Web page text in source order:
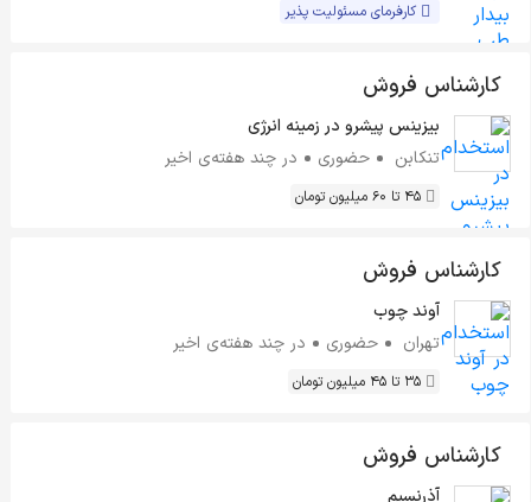
کارفرمای مسئولیت پذیر
کارشناس فروش
بیزینس پیشرو در زمینه انرژی
تنکابن
حضوری در چند هفته‌ی اخیر
45 تا 60 میلیون تومان
کارشناس فروش
آوند چوب
تهران
حضوری در چند هفته‌ی اخیر
35 تا 45 میلیون تومان
کارشناس فروش
آذرنسیم